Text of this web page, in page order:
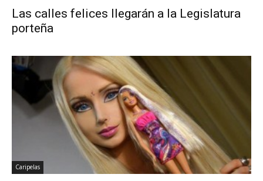
Las calles felices llegarán a la Legislatura
porteña
Caripelas